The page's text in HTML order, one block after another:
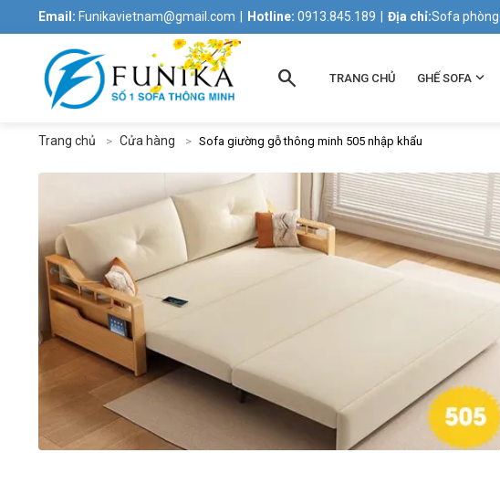
Email: Funikavietnam@gmail.com Hotline: 0913.845.189 Địa chỉ:Sofa phòng
search TRANG CHỦ GHẾ SOFA
Trang chủ Cửa hàng Sofa giường gỗ thông minh 505 nhập khẩu